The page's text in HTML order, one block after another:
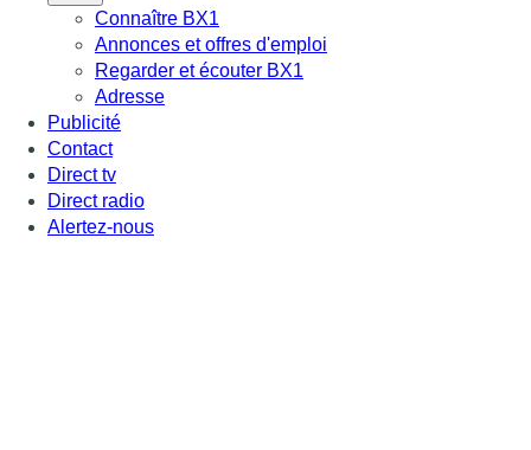
Connaître BX1
Annonces et offres d'emploi
Regarder et écouter BX1
Adresse
Publicité
Contact
Direct tv
Direct radio
Alertez-nous